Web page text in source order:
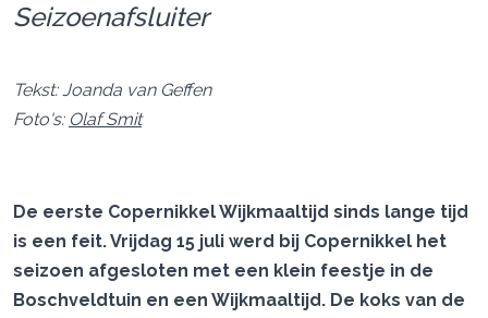
Seizoenafsluiter
Tekst: Joanda van Geffen
Foto's: Olaf Smit
De eerste Copernikkel Wijkmaaltijd sinds lange tijd
is een feit. Vrijdag 15 juli werd bij Copernikkel het
seizoen afgesloten met een klein feestje in de
Boschveldtuin en een Wijkmaaltijd. De koks van de